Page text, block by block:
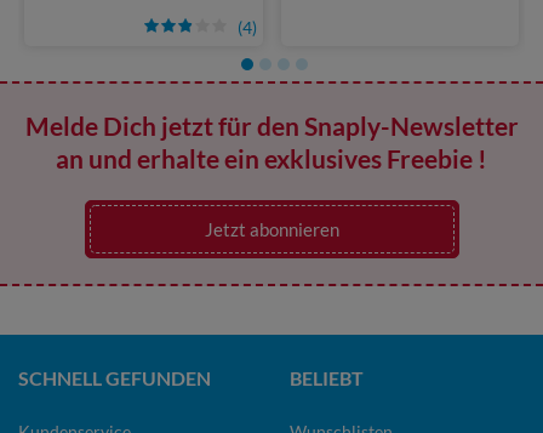
(4)
Melde Dich jetzt für den Snaply-Newsletter
an und erhalte ein exklusives Freebie !
Jetzt abonnieren
SCHNELL GEFUNDEN BELIEBT